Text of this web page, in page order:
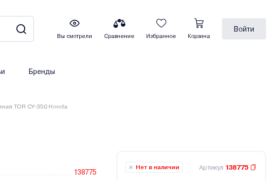
Вы смотрели Сравнение Избранное Корзина
Войти
Бренды
TOR CY-350 Honda
138775
Нет в наличии Артикул 138775